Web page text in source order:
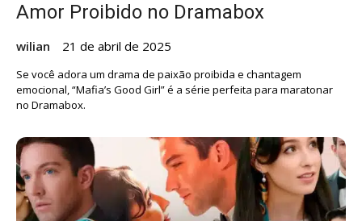
Amor Proibido no Dramabox
wilian 21 de abril de 2025
Se você adora um drama de paixão proibida e chantagem
emocional, “Mafia’s Good Girl” é a série perfeita para maratonar
no Dramabox.